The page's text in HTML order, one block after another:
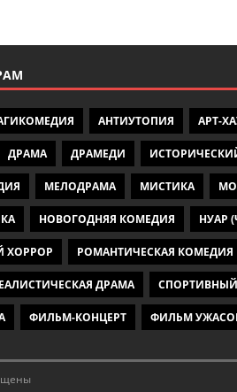
АНТИУТОПИЯ АРТ-
ДРАМА ДРАМЕДИ
МЕЛОДРАМА МИСТИКА
НОВОГОДНЯЯ КОМЕДИЯ НУАР
ХОРРОР РОМАНТИЧЕСКАЯ КОМЕДИЯ
ДРАМА
ФИЛЬМ-КОНЦЕРТ ФИЛЬМ